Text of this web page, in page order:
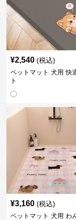
¥2,540 (税込)
ペットマット 犬用 快
ト
¥3,160 (税込)
ペットマット 犬用 わ